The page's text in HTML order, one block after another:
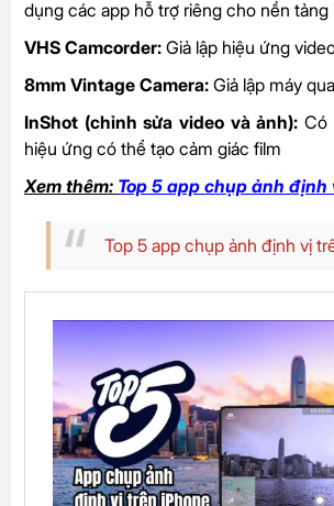
dụng các app hỗ trợ riêng cho nền tảng
VHS Camcorder: Giả lập hiệu ứng
8mm Vintage Camera: Giả lập máy
InShot (chỉnh sửa video và ảnh): Có
hiệu ứng có thể tạo cảm giác film
Xem thêm: Top 5 app chụp ảnh định
Top 5 app chụp ảnh định vị